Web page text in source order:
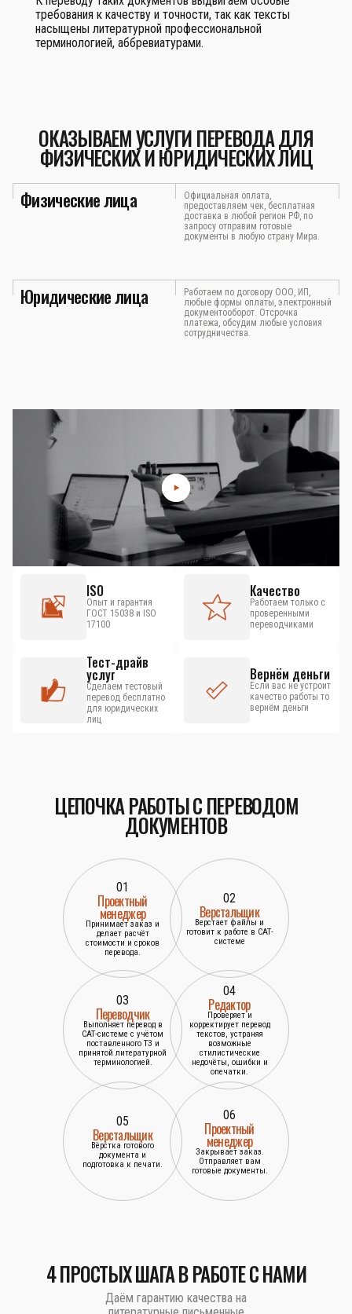
требования к качеству и точности, так как тексты
насыщены литературной профессиональной
терминологией, аббревиатурами.
ОКАЗЫВАЕМ УСЛУГИ ПЕРЕВОДА ДЛЯ
ФИЗИЧЕСКИХ И ЮРИДИЧЕСКИХ ЛИЦ
Физические лица
Официальная оплата,
предоставляем чек, бесплатная
доставка в любой регион РФ, по
запросу отправим готовые
документы в любую страну Мира.
Юридические лица
Работаем по договору ООО, ИП,
любые формы оплаты, электронный
документооборот. Отсрочка
платежа, обсудим любые условия
сотрудничества.
ISO
Опыт и гарантия
ГОСТ 15038 и ISO
17100
Качество
Работаем только с
проверенными
переводчиками
Тест-драйв
услуг
Сделаем тестовый
перевод бесплатно
для юридических
лиц
Вернём деньги
Если вас не устроит
качество работы то
вернём деньги
ЦЕПОЧКА РАБОТЫ С ПЕРЕВОДОМ
ДОКУМЕНТОВ
01
Проектный
менеджер
Принимает заказ и
делает расчёт
стоимости и сроков
перевода.
02
Верстальщик
Верстает файлы и
готовит к работе в САТ-
системе
03
Переводчик
Выполняет перевод в
САТ-системе с учётом
поставленного ТЗ и
принятой литературной
терминологией.
04
Редактор
Проверяет и
корректирует перевод
текстов, устраняя
возможные
стилистические
недочёты, ошибки и
опечатки.
05
Верстальщик
Вёрстка готового
документа и
подготовка к печати.
06
Проектный
менеджер
Закрывает заказ.
Отправляет вам
готовые документы.
4 ПРОСТЫХ ШАГА В РАБОТЕ С НАМИ
Даём гарантию качества на